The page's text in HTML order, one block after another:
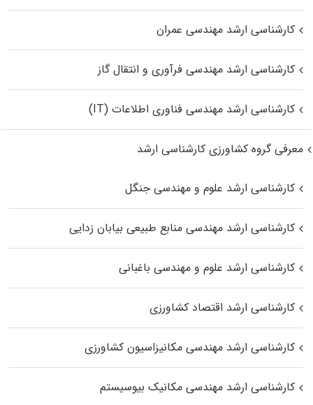
کارشناسی ارشد مهندسی عمران
کارشناسی ارشد مهندسی فرآوری و انتقال گاز
کارشناسی ارشد مهندسی فناوری اطلاعات (IT)
معرفی گروه کشاورزی کارشناسی ارشد
کارشناسی ارشد علوم و مهندسی جنگل
کارشناسی ارشد مهندسی منابع طبیعی بیابان زدایی
کارشناسی ارشد علوم و مهندسی باغبانی
کارشناسی ارشد اقتصاد کشاورزی
کارشناسی ارشد مهندسی مکانیزاسیون کشاورزی
کارشناسی ارشد مهندسی مکانیک بیوسیستم